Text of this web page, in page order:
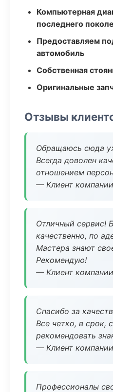
Компьютерная
последнего
Предоставляем
автомобиль
Собственная
Оригинальные
Отзывы
Обращаюсь сюда
Всегда доволен
отношением
— Клиент компании
Отличный сервис!
качественно, по
Мастера знают
Рекомендую!
— Клиент компании
Спасибо за
Все четко, в срок,
рекомендовать
— Клиент компании
Профессионалы